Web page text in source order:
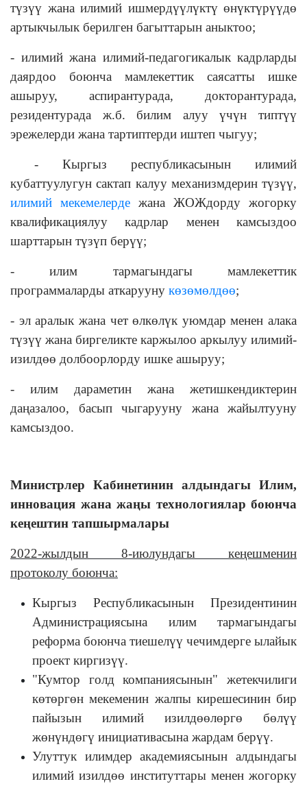
түзүү жана илимий ишмердүүлүктү өнүктүрүүдө
артыкчылык берилген багыттарын аныктоо;
- илимий жана илимий-педагогикалык кадрларды
даярдоо боюнча мамлекеттик саясатты ишке
ашыруу, аспирантурада, докторантурада,
резидентурада ж.б. билим алуу үчүн типтүү
эрежелерди жана тартиптерди иштеп чыгуу;
- Кыргыз республикасынын илимий
кубаттуулугун сактап калуу механизмдерин түзүү,
илимий мекемелерде жана ЖОЖдорду жогорку
квалификациялуу кадрлар менен камсыздоо
шарттарын түзүп берүү;
- илим тармагындагы мамлекеттик
программаларды аткарууну көзөмөлдөө;
- эл аралык жана чет өлкөлүк уюмдар менен алака
түзүү жана биргеликте каржылоо аркылуу илимий-
изилдөө долбоорлорду ишке ашыруу;
- илим дараметин жана жетишкендиктерин
даңазалоо, басып чыгарууну жана жайылтууну
камсыздоо.
Министрлер Кабинетинин алдындагы Илим,
инновация жана жаңы технологиялар боюнча
кеңештин тапшырмалары
2022-жылдын 8-июлундагы кеңешменин
протоколу боюнча:
Кыргыз Республикасынын Президентинин
Администрациясына илим тармагындагы
реформа боюнча тиешелүү чечимдерге ылайык
проект киргизүү.
"Кумтор голд компаниясынын" жетекчилиги
көтөргөн мекеменин жалпы кирешесинин бир
пайызын илимий изилдөөлөргө бөлүү
жөнүндөгү инициативасына жардам берүү.
Улуттук илимдер академиясынын алдындагы
илимий изилдөө институттары менен жогорку